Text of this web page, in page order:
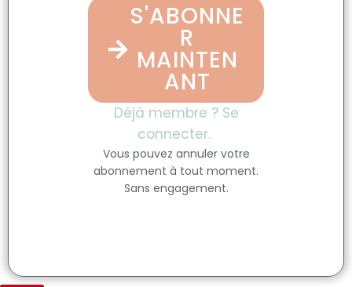
S'ABONNE
R
MAINTEN
ANT
Déjà membre ? Se
connecter.
Vous pouvez annuler votre
abonnement à tout moment.
Sans engagement.